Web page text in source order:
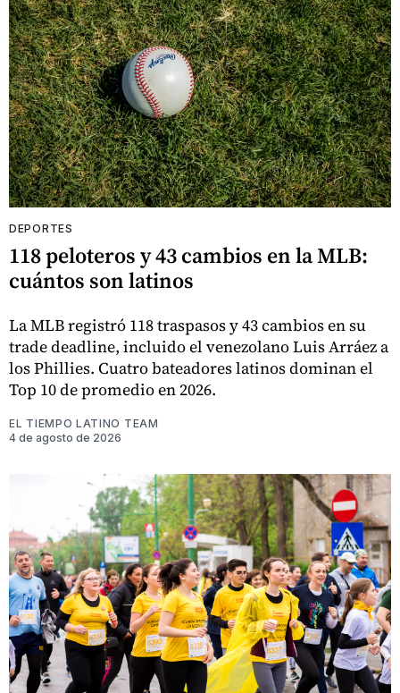
DEPORTES
118 peloteros y 43 cambios en la MLB:
cuántos son latinos
La MLB registró 118 traspasos y 43 cambios en su
trade deadline, incluido el venezolano Luis Arráez a
los Phillies. Cuatro bateadores latinos dominan el
Top 10 de promedio en 2026.
EL TIEMPO LATINO TEAM
4 de agosto de 2026